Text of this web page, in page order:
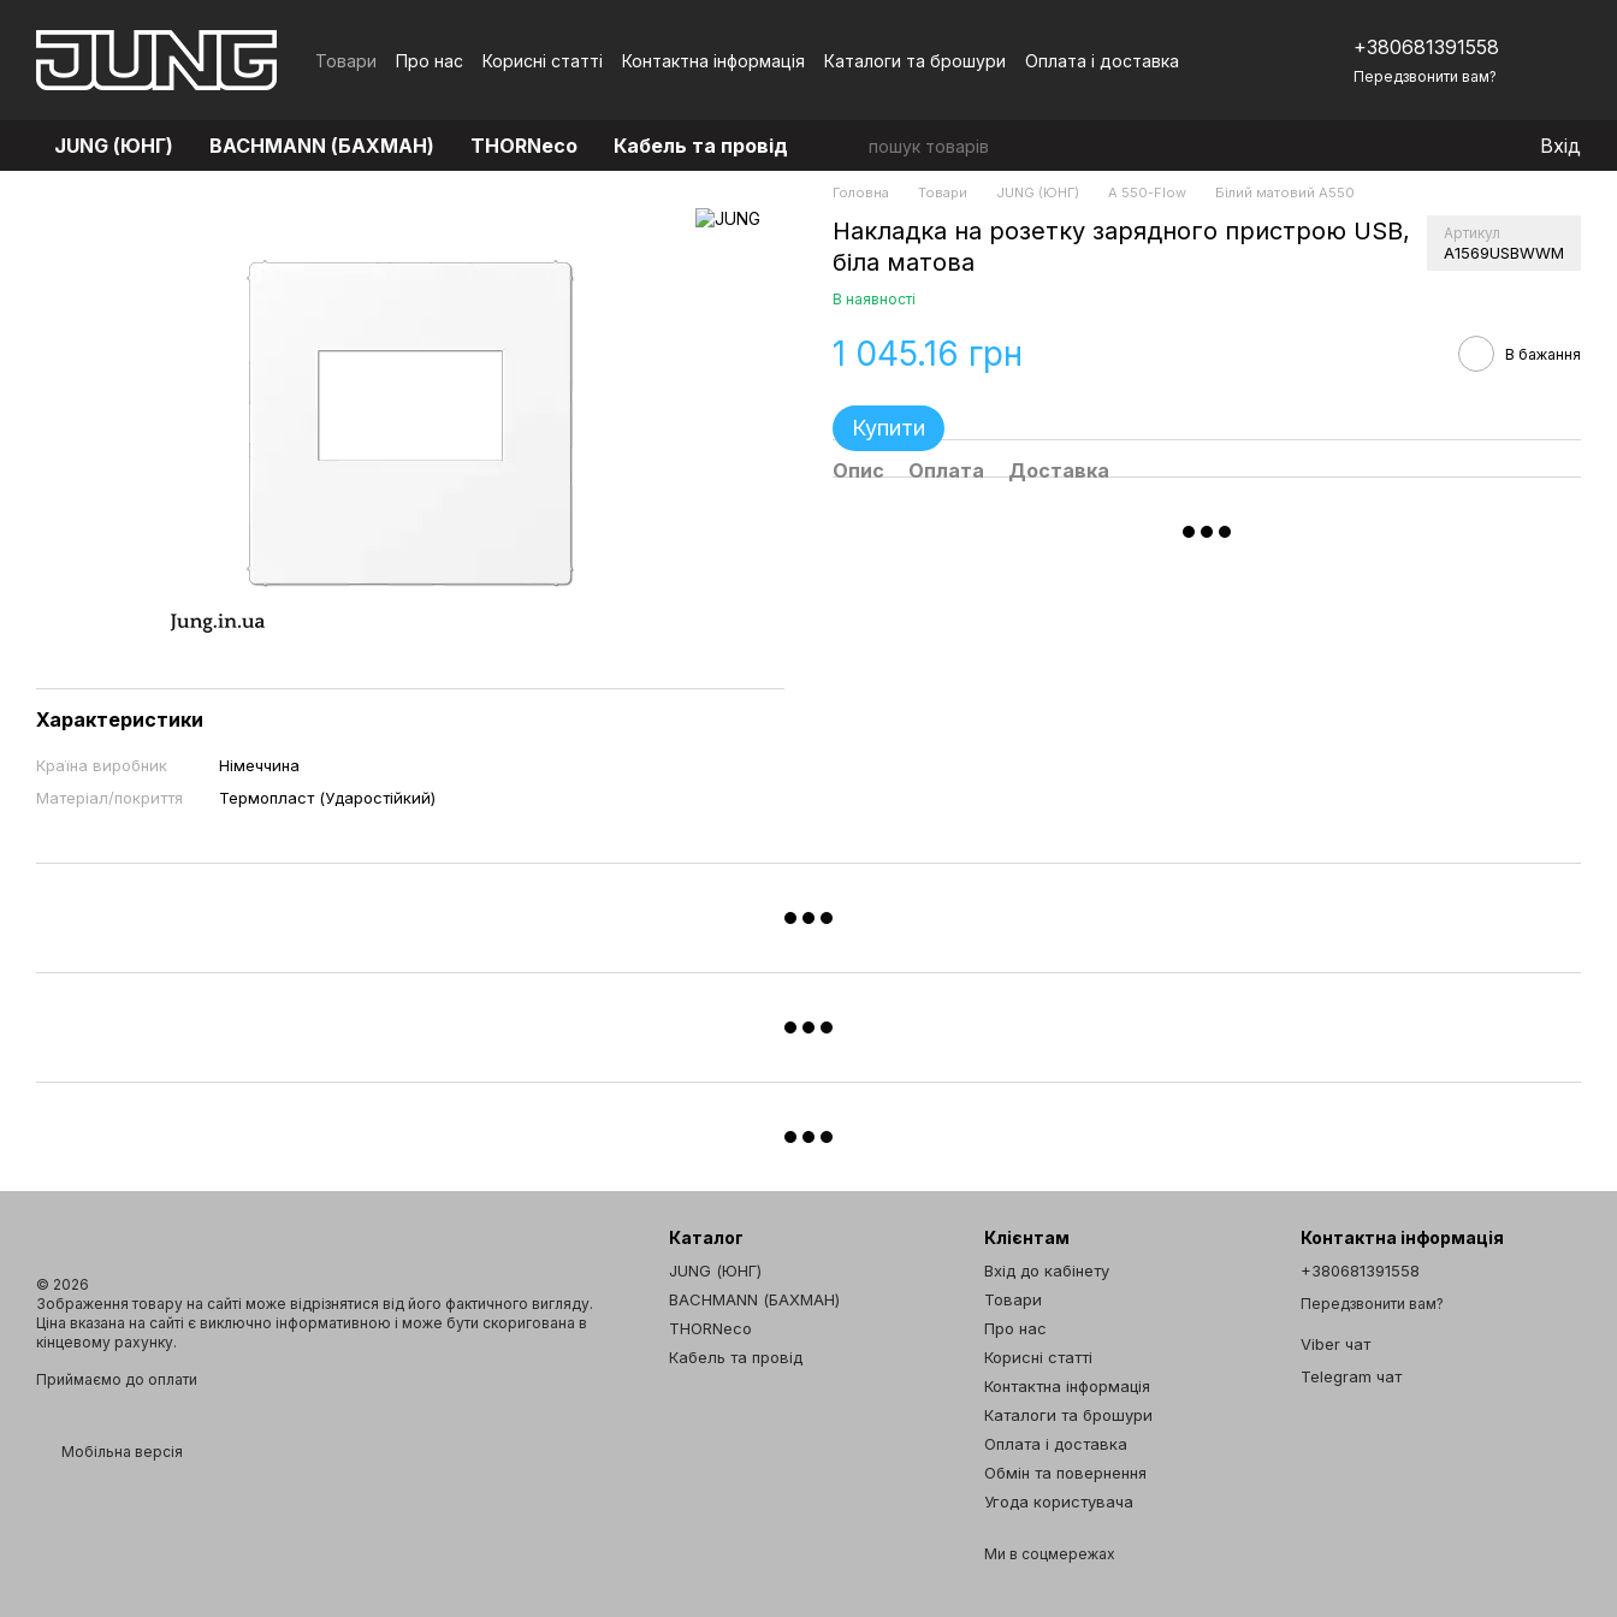
Товари Про нас Корисні статті Контактна інформація Каталоги та брошури
Оплата і доставка
+380681391558
Передзвонити вам?
JUNG (ЮНГ) BACHMANN (БАХМАН) THORNeco Кабель та провід Вхід
Характеристики
Країна виробник
Німеччина
Матеріал/покриття
Термопласт (Ударостійкий)
Головна Товари JUNG (ЮНГ) A 550-Flow Білий матовий А550
Накладка на розетку зарядного пристрою USB,
біла матова
Артикул
A1569USBWWM
В наявності
1 045.16 грн В бажання
Купити
Опис Оплата Доставка
© 2026
Зображення товару на сайті може відрізнятися від його фактичного вигляду.
Ціна вказана на сайті є виключно інформативною і може бути скоригована в
кінцевому рахунку.
Приймаємо до оплати
Мобільна версія
Каталог
JUNG (ЮНГ)
BACHMANN (БАХМАН)
THORNeco
Кабель та провід
Клієнтам
Вхід до кабінету
Товари
Про нас
Корисні статті
Контактна інформація
Каталоги та брошури
Оплата і доставка
Обмін та повернення
Угода користувача
Ми в соцмережах
Контактна інформація
+380681391558
Передзвонити вам?
Viber чат
Telegram чат